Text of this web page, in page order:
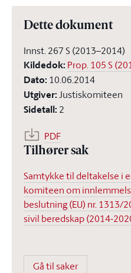
Dette dokument
Innst. 267 S (2013–2014)
Kildedok: Prop. 105 S
Dato: 10.06.2014
Utgiver:Justiskomiteen
Sidetall: 2
PDF
Tilhører sak
Samtykke til deltakelse i
komiteen om
beslutning (EU) nr. 1313/
sivil beredskap (2014-
Gå til saker